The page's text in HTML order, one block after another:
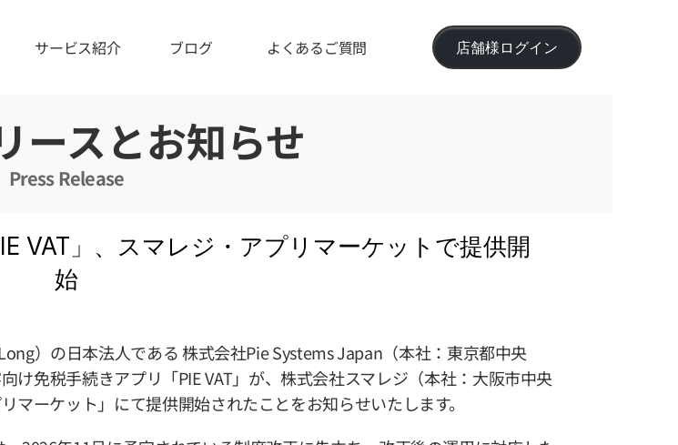
サービス紹介 ブログ よくあるご質問 店舗様ログイン
ースとお知らせ
Press Release
VAT」、スマレジ・アプリマーケットで提供開
始
）の日本法人である 株式会社Pie Systems Japan（本社：東京都中央
け免税手続きアプリ「PIE VAT」が、株式会社スマレジ（本社：大阪市中央
ーケット」にて提供開始されたことをお知らせいたします。